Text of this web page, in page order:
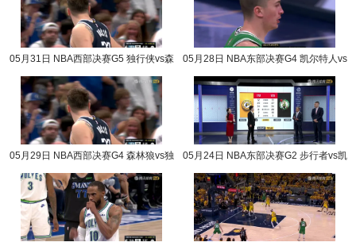
05月31日 NBA西部决赛G5 独行侠vs森
05月28日 NBA东部决赛G4 凯尔特人vs
05月29日 NBA西部决赛G4 森林狼vs独
05月24日 NBA东部决赛G2 步行者vs凯